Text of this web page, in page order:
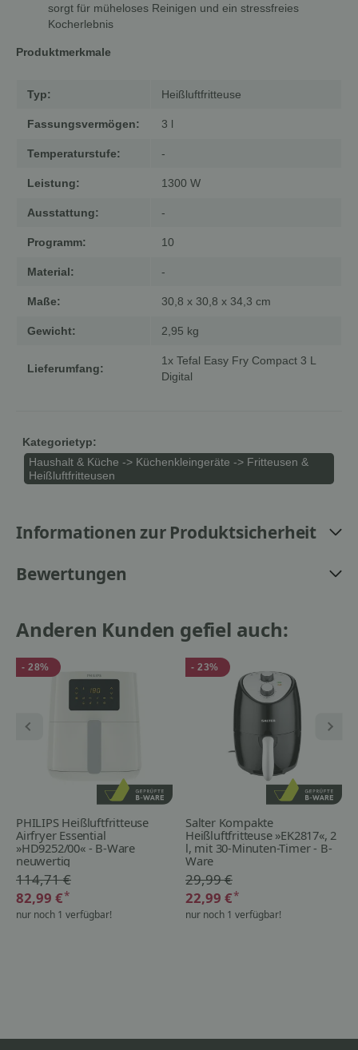
sorgt für müheloses Reinigen und ein stressfreies
Kocherlebnis
Produktmerkmale
Typ: Heißluftfritteuse
Fassungsvermögen: 3 l
Temperaturstufe: -
Leistung: 1300 W
Ausstattung: -
Programm: 10
Material: -
Maße: 30,8 x 30,8 x 34,3 cm
Gewicht: 2,95 kg
Lieferumfang:
1x Tefal Easy Fry Compact 3 L
Digital
Kategorietyp:
Haushalt & Küche -> Küchenkleingeräte -> Fritteusen &
Heißluftfritteusen
Informationen zur Produktsicherheit
Bewertungen
Anderen Kunden gefiel auch:
- 28%
PHILIPS Heißluftfritteuse
Airfryer Essential
»HD9252/00« - B-Ware
neuwertig
114,71 €
82,99 €*
nur noch 1 verfügbar!
- 23%
Salter Kompakte
Heißluftfritteuse »EK2817«, 2
l, mit 30-Minuten-Timer - B-
Ware
29,99 €
22,99 €*
nur noch 1 verfügbar!